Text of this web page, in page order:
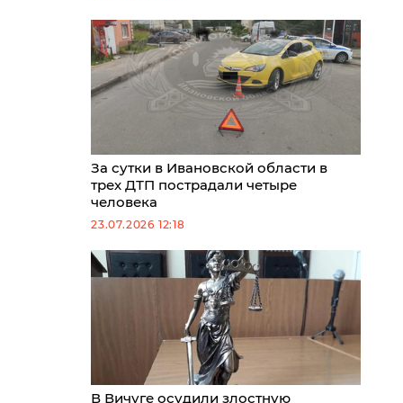
За сутки в Ивановской области в
трех ДТП пострадали четыре
человека
23.07.2026 12:18
В Вичуге осудили злостную